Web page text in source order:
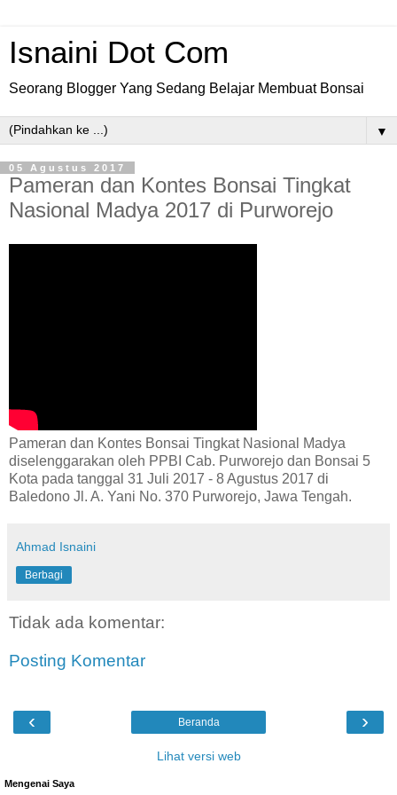
Isnaini Dot Com
Seorang Blogger Yang Sedang Belajar Membuat Bonsai
▼
05 Agustus 2017
Pameran dan Kontes Bonsai Tingkat
Nasional Madya 2017 di Purworejo
Pameran dan Kontes Bonsai Tingkat Nasional Madya
diselenggarakan oleh PPBI Cab. Purworejo dan Bonsai 5
Kota pada tanggal 31 Juli 2017 - 8 Agustus 2017 di
Baledono Jl. A. Yani No. 370 Purworejo, Jawa Tengah.
Ahmad Isnaini
Berbagi
Tidak ada komentar:
Posting Komentar
‹ ›
Beranda
Lihat versi web
Mengenai Saya